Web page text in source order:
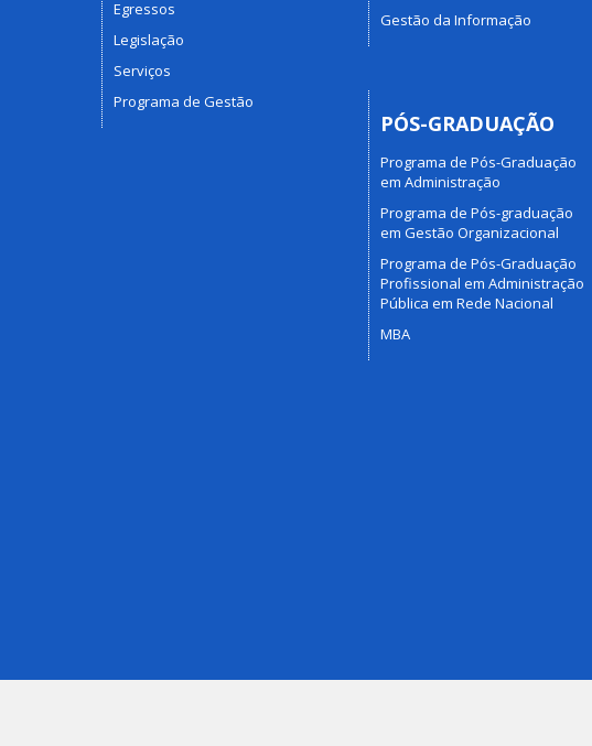
Egressos
Legislação
Serviços
Programa de Gestão
Gestão da Informação
PÓS-GRADUAÇÃO
Programa de Pós-Graduação
em Administração
Programa de Pós-graduação
em Gestão Organizacional
Programa de Pós-Graduação
Profissional em Administração
Pública em Rede Nacional
MBA